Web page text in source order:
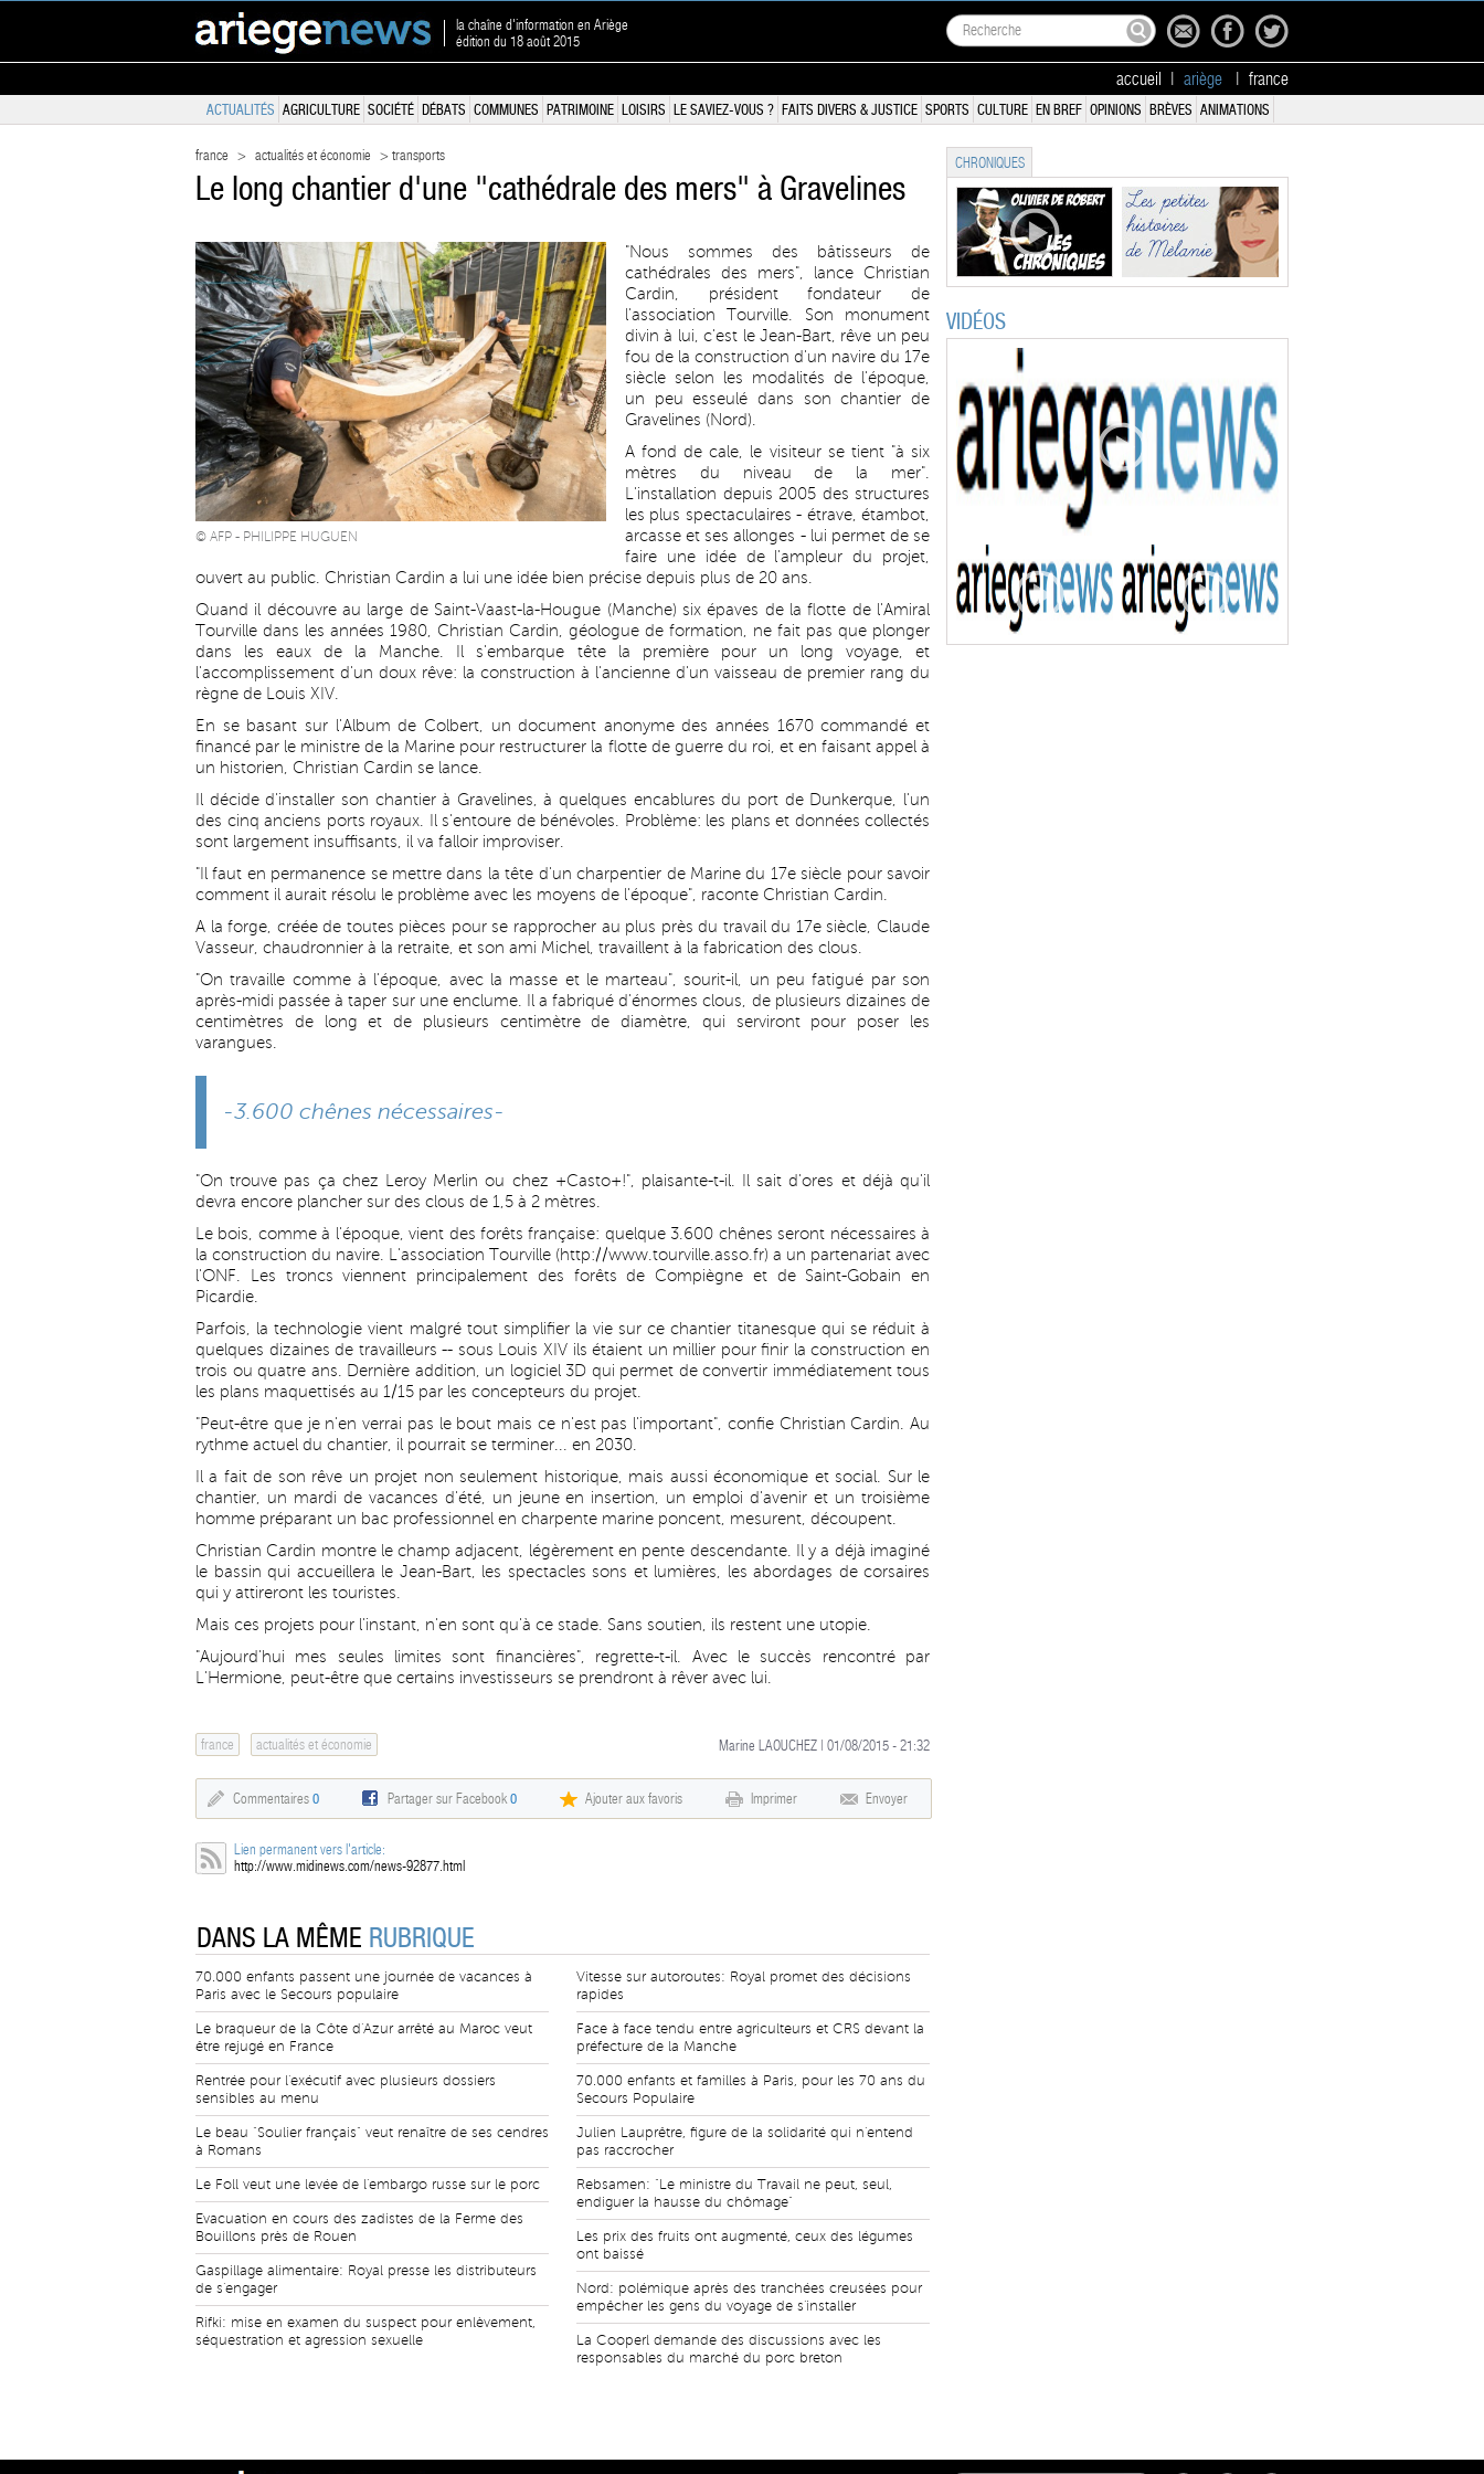
la chaîne d'information en Ariège
édition du 18 août 2015
accueil ariège france
ACTUALITÉS AGRICULTURE SOCIÉTÉ DÉBATS COMMUNES PATRIMOINE LOISIRS LE SAVIEZ-VOUS ? FAITS DIVERS & JUSTICE SPORTS CULTURE EN BREF OPINIONS BRÈVES ANIMATIONS
france > actualités et économie > transports
Le long chantier d'une "cathédrale des mers" à Gravelines
© AFP - PHILIPPE HUGUEN
"Nous sommes des bâtisseurs de
cathédrales des mers", lance Christian
Cardin, président fondateur de
l'association Tourville. Son monument
divin à lui, c'est le Jean-Bart, rêve un peu
fou de la construction d'un navire du 17e
siècle selon les modalités de l'époque,
un peu esseulé dans son chantier de
Gravelines (Nord).
A fond de cale, le visiteur se tient "à six
mètres du niveau de la mer".
L'installation depuis 2005 des structures
les plus spectaculaires - étrave, étambot,
arcasse et ses allonges - lui permet de se
faire une idée de l'ampleur du projet,
ouvert au public. Christian Cardin a lui une idée bien précise depuis plus de 20 ans.
Quand il découvre au large de Saint-Vaast-la-Hougue (Manche) six épaves de la flotte de l'Amiral
Tourville dans les années 1980, Christian Cardin, géologue de formation, ne fait pas que plonger
dans les eaux de la Manche. Il s'embarque tête la première pour un long voyage, et
l'accomplissement d'un doux rêve: la construction à l'ancienne d'un vaisseau de premier rang du
règne de Louis XIV.
En se basant sur l'Album de Colbert, un document anonyme des années 1670 commandé et
financé par le ministre de la Marine pour restructurer la flotte de guerre du roi, et en faisant appel à
un historien, Christian Cardin se lance.
Il décide d'installer son chantier à Gravelines, à quelques encablures du port de Dunkerque, l'un
des cinq anciens ports royaux. Il s'entoure de bénévoles. Problème: les plans et données collectés
sont largement insuffisants, il va falloir improviser.
"Il faut en permanence se mettre dans la tête d'un charpentier de Marine du 17e siècle pour savoir
comment il aurait résolu le problème avec les moyens de l'époque", raconte Christian Cardin.
A la forge, créée de toutes pièces pour se rapprocher au plus près du travail du 17e siècle, Claude
Vasseur, chaudronnier à la retraite, et son ami Michel, travaillent à la fabrication des clous.
"On travaille comme à l'époque, avec la masse et le marteau", sourit-il, un peu fatigué par son
après-midi passée à taper sur une enclume. Il a fabriqué d'énormes clous, de plusieurs dizaines de
centimètres de long et de plusieurs centimètre de diamètre, qui serviront pour poser les
varangues.
-3.600 chênes nécessaires-
"On trouve pas ça chez Leroy Merlin ou chez +Casto+!", plaisante-t-il. Il sait d'ores et déjà qu'il
devra encore plancher sur des clous de 1,5 à 2 mètres.
Le bois, comme à l'époque, vient des forêts française: quelque 3.600 chênes seront nécessaires à
la construction du navire. L'association Tourville (http://www.tourville.asso.fr) a un partenariat avec
l'ONF. Les troncs viennent principalement des forêts de Compiègne et de Saint-Gobain en
Picardie.
Parfois, la technologie vient malgré tout simplifier la vie sur ce chantier titanesque qui se réduit à
quelques dizaines de travailleurs -- sous Louis XIV ils étaient un millier pour finir la construction en
trois ou quatre ans. Dernière addition, un logiciel 3D qui permet de convertir immédiatement tous
les plans maquettisés au 1/15 par les concepteurs du projet.
"Peut-être que je n'en verrai pas le bout mais ce n'est pas l'important", confie Christian Cardin. Au
rythme actuel du chantier, il pourrait se terminer... en 2030.
Il a fait de son rêve un projet non seulement historique, mais aussi économique et social. Sur le
chantier, un mardi de vacances d'été, un jeune en insertion, un emploi d'avenir et un troisième
homme préparant un bac professionnel en charpente marine poncent, mesurent, découpent.
Christian Cardin montre le champ adjacent, légèrement en pente descendante. Il y a déjà imaginé
le bassin qui accueillera le Jean-Bart, les spectacles sons et lumières, les abordages de corsaires
qui y attireront les touristes.
Mais ces projets pour l'instant, n'en sont qu'à ce stade. Sans soutien, ils restent une utopie.
"Aujourd'hui mes seules limites sont financières", regrette-t-il. Avec le succès rencontré par
L'Hermione, peut-être que certains investisseurs se prendront à rêver avec lui.
france actualités et économie Marine LAOUCHEZ | 01/08/2015 - 21:32
Commentaires 0 Partager sur Facebook0 Ajouter aux favoris Imprimer Envoyer
Lien permanent vers l'article:
http://www.midinews.com/news-92877.html
DANS LA MÊME RUBRIQUE
70.000 enfants passent une journée de vacances à
Paris avec le Secours populaire
Le braqueur de la Côte d'Azur arrêté au Maroc veut
être rejugé en France
Rentrée pour l'exécutif avec plusieurs dossiers
sensibles au menu
Le beau "Soulier français" veut renaître de ses cendres
à Romans
Le Foll veut une levée de l'embargo russe sur le porc
Evacuation en cours des zadistes de la Ferme des
Bouillons près de Rouen
Gaspillage alimentaire: Royal presse les distributeurs
de s'engager
Rifki: mise en examen du suspect pour enlèvement,
séquestration et agression sexuelle
Vitesse sur autoroutes: Royal promet des décisions
rapides
Face à face tendu entre agriculteurs et CRS devant la
préfecture de la Manche
70.000 enfants et familles à Paris, pour les 70 ans du
Secours Populaire
Julien Lauprêtre, figure de la solidarité qui n'entend
pas raccrocher
Rebsamen: "Le ministre du Travail ne peut, seul,
endiguer la hausse du chômage"
Les prix des fruits ont augmenté, ceux des légumes
ont baissé
Nord: polémique après des tranchées creusées pour
empêcher les gens du voyage de s'installer
La Cooperl demande des discussions avec les
responsables du marché du porc breton
CHRONIQUES
VIDÉOS